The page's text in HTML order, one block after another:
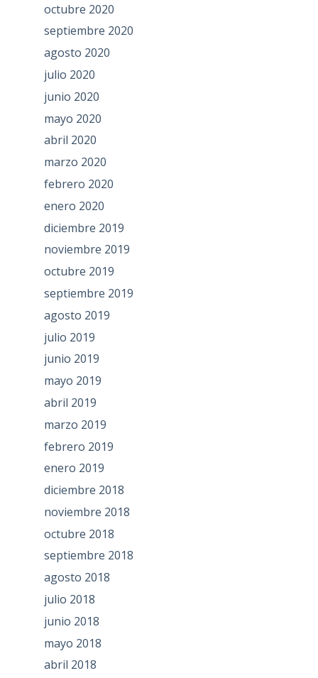
octubre 2020
septiembre 2020
agosto 2020
julio 2020
junio 2020
mayo 2020
abril 2020
marzo 2020
febrero 2020
enero 2020
diciembre 2019
noviembre 2019
octubre 2019
septiembre 2019
agosto 2019
julio 2019
junio 2019
mayo 2019
abril 2019
marzo 2019
febrero 2019
enero 2019
diciembre 2018
noviembre 2018
octubre 2018
septiembre 2018
agosto 2018
julio 2018
junio 2018
mayo 2018
abril 2018